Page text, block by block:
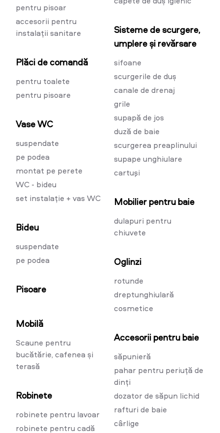
pentru pisoar
accesorii pentru
instalații sanitare
Plăci de comandă
pentru toalete
pentru pisoare
Vase WC
suspendate
pe podea
montat pe perete
WC - bideu
set instalație + vas WC
Bideu
suspendate
pe podea
Pisoare
Mobilă
Scaune pentru
bucătărie, cafenea și
terasă
Robinete
robinete pentru lavoar
robinete pentru cadă
Sisteme de scurgere,
umplere și revărsare
sifoane
scurgerile de duș
canale de drenaj
grile
supapă de jos
duză de baie
scurgerea preaplinului
supape unghiulare
cartuşi
Mobilier pentru baie
dulapuri pentru
chiuvete
Oglinzi
rotunde
dreptunghiulară
cosmetice
Accesorii pentru baie
săpunieră
pahar pentru periuță de
dinți
dozator de săpun lichid
rafturi de baie
cârlige